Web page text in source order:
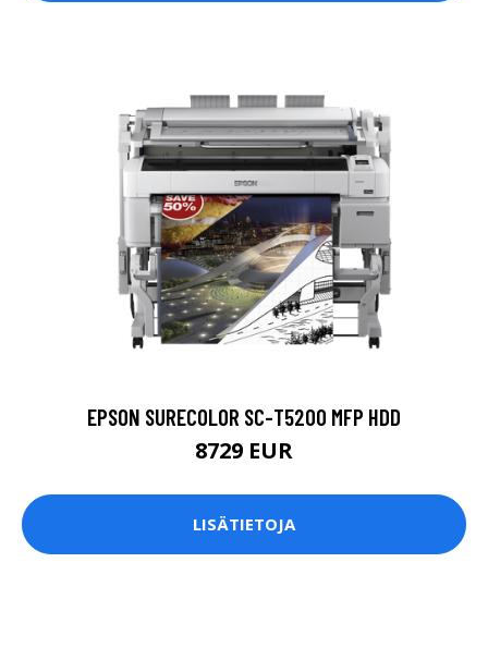
EPSON SURECOLOR SC-T5200 MFP HDD
8729 EUR
LISÄTIETOJA